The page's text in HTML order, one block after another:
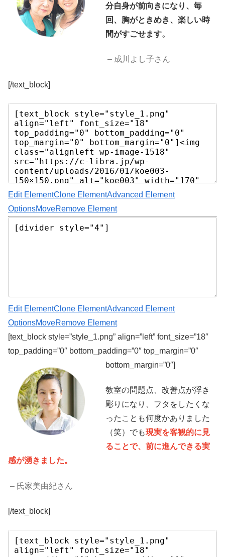
分自身が前向きになり、毎
回、胸がときめき、楽しい時
間がすごせます。
– 成川よし子さん
[/text_block]
Edit ElementClone ElementAdvanced Element
OptionsMoveRemove Element
Edit ElementClone ElementAdvanced Element
OptionsMoveRemove Element
[text_block style=”style_1.png” align=”left” font_size=”18″
top_padding=”0″ bottom_padding=”0″ top_margin=”0″
bottom_margin=”0″]
教室の問題点、改善点が浮き
彫りになり、フタをしたくな
ったことも何度かありました
（笑）でも現実を客観的に見
ることで、前に進んできる実
感が湧きました。
– 氏家美由紀さん
[/text_block]